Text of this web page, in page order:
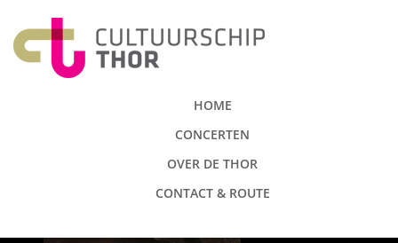
HOME
CONCERTEN
OVER DE THOR
CONTACT & ROUTE